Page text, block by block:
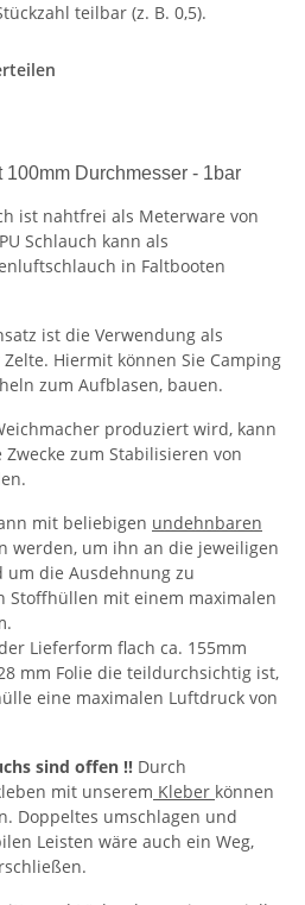
teilbar (z. B. 0,5).
Durchmesser - 1bar
ist nahtfrei als Meterware von
Schlauch kann als
in Faltbooten
ist die Verwendung als
Hiermit können Sie Camping
zum Aufblasen, bauen.
produziert wird, kann
zum Stabilisieren von
mit beliebigen undehnbaren
werden, um ihn an die jeweiligen
um die Ausdehnung zu
Stoffhüllen mit einem maximalen
Lieferform flach ca. 155mm
mm Folie die teildurchsichtig ist,
eine maximalen Luftdruck von
sind offen !! Durch
mit unserem Kleber können
Doppeltes umschlagen und
Leisten wäre auch ein Weg,